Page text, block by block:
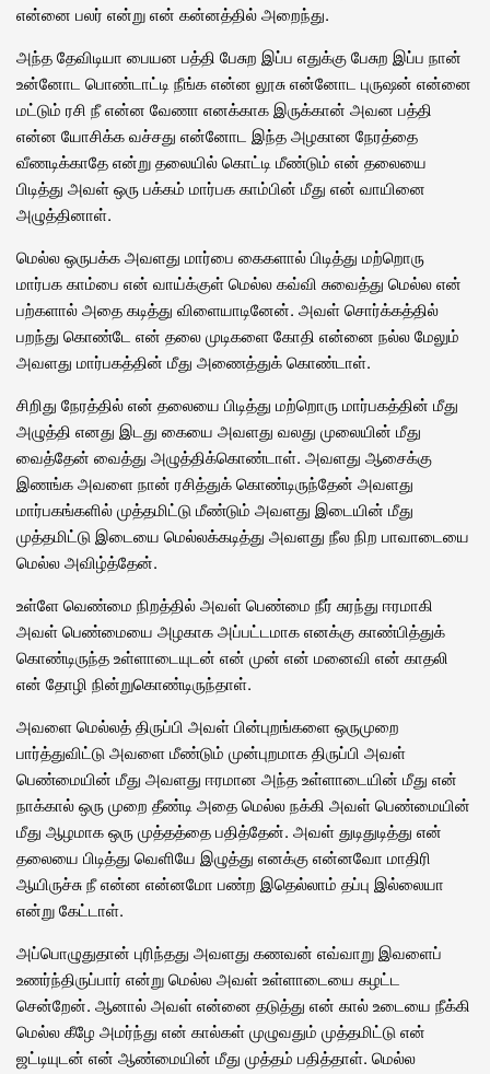
என்னை பலர் என்று என் கன்னத்தில் அறைந்து.
அந்த தேவிடியா பையன பத்தி பேசுற இப்ப எதுக்கு பேசுற இப்ப நான்
உன்னோட பொண்டாட்டி நீங்க என்ன லூசு என்னோட புருஷன் என்னை
மட்டும் ரசி நீ என்ன வேணா எனக்காக இருக்கான் அவன பத்தி
என்ன யோசிக்க வச்சது என்னோட இந்த அழகான நேரத்தை
வீணடிக்காதே என்று தலையில் கொட்டி மீண்டும் என் தலையை
பிடித்து அவள் ஒரு பக்கம் மார்பக காம்பின் மீது என் வாயினை
அழுத்தினாள்.
மெல்ல ஒருபக்க அவளது மார்பை கைகளால் பிடித்து மற்றொரு
மார்பக காம்பை என் வாய்க்குள் மெல்ல கவ்வி சுவைத்து மெல்ல என்
பற்களால் அதை கடித்து விளையாடினேன். அவள் சொர்க்கத்தில்
பறந்து கொண்டே என் தலை முடிகளை கோதி என்னை நல்ல மேலும்
அவளது மார்பகத்தின் மீது அணைத்துக் கொண்டாள்.
சிறிது நேரத்தில் என் தலையை பிடித்து மற்றொரு மார்பகத்தின் மீது
அழுத்தி எனது இடது கையை அவளது வலது முலையின் மீது
வைத்தேன் வைத்து அழுத்திக்கொண்டாள். அவளது ஆசைக்கு
இணங்க அவளை நான் ரசித்துக் கொண்டிருந்தேன் அவளது
மார்பகங்களில் முத்தமிட்டு மீண்டும் அவளது இடையின் மீது
முத்தமிட்டு இடையை மெல்லக்கடித்து அவளது நீல நிற பாவாடையை
மெல்ல அவிழ்த்தேன்.
உள்ளே வெண்மை நிறத்தில் அவள் பெண்மை நீர் சுரந்து ஈரமாகி
அவள் பெண்மையை அழகாக அப்பட்டமாக எனக்கு காண்பித்துக்
கொண்டிருந்த உள்ளாடையுடன் என் முன் என் மனைவி என் காதலி
என் தோழி நின்றுகொண்டிருந்தாள்.
அவளை மெல்லத் திருப்பி அவள் பின்புறங்களை ஒருமுறை
பார்த்துவிட்டு அவளை மீண்டும் முன்புறமாக திருப்பி அவள்
பெண்மையின் மீது அவளது ஈரமான அந்த உள்ளாடையின் மீது என்
நாக்கால் ஒரு முறை தீண்டி அதை மெல்ல நக்கி அவள் பெண்மையின்
மீது ஆழமாக ஒரு முத்தத்தை பதித்தேன். அவள் துடிதுடித்து என்
தலையை பிடித்து வெளியே இழுத்து எனக்கு என்னவோ மாதிரி
ஆயிருச்சு நீ என்ன என்னமோ பண்ற இதெல்லாம் தப்பு இல்லையா
என்று கேட்டாள்.
அப்பொழுதுதான் புரிந்தது அவளது கணவன் எவ்வாறு இவளைப்
உணர்ந்திருப்பார் என்று மெல்ல அவள் உள்ளாடையை கழட்ட
சென்றேன். ஆனால் அவள் என்னை தடுத்து என் கால் உடையை நீக்கி
மெல்ல கீழே அமர்ந்து என் கால்கள் முழுவதும் முத்தமிட்டு என்
ஜட்டியுடன் என் ஆண்மையின் மீது முத்தம் பதித்தாள். மெல்ல